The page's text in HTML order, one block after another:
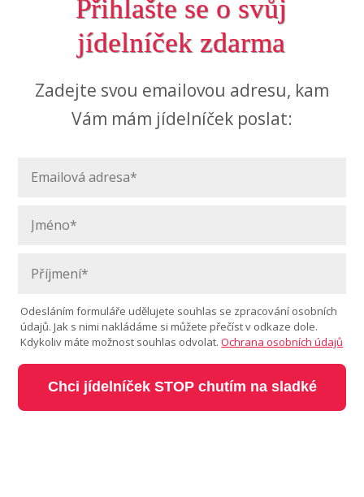
Přihlašte se o svůj
jídelníček zdarma
Zadejte svou emailovou adresu, kam
Vám mám jídelníček poslat:
Odesláním formuláře udělujete souhlas se zpracování osobních
údajů. Jak s nimi nakládáme si můžete přečíst v odkaze dole.
Kdykoliv máte možnost souhlas odvolat.Ochrana osobních údajů
Chci jídelníček STOP chutím na sladké